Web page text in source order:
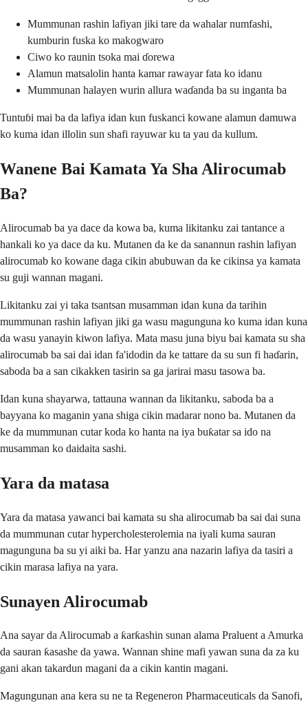
Mummunan rashin lafiyan jiki tare da wahalar numfashi,
kumburin fuska ko makogwaro
Ciwo ko raunin tsoka mai ɗorewa
Alamun matsalolin hanta kamar rawayar fata ko idanu
Mummunan halayen wurin allura waɗanda ba su inganta ba
Tuntuɓi mai ba da lafiya idan kun fuskanci kowane alamun damuwa
ko kuma idan illolin sun shafi rayuwar ku ta yau da kullum.
Wanene Bai Kamata Ya Sha Alirocumab
Ba?
Alirocumab ba ya dace da kowa ba, kuma likitanku zai tantance a
hankali ko ya dace da ku. Mutanen da ke da sanannun rashin lafiyan
alirocumab ko kowane daga cikin abubuwan da ke cikinsa ya kamata
su guji wannan magani.
Likitanku zai yi taka tsantsan musamman idan kuna da tarihin
mummunan rashin lafiyan jiki ga wasu magunguna ko kuma idan kuna
da wasu yanayin kiwon lafiya. Mata masu juna biyu bai kamata su sha
alirocumab ba sai dai idan fa'idodin da ke tattare da su sun fi haɗarin,
saboda ba a san cikakken tasirin sa ga jarirai masu tasowa ba.
Idan kuna shayarwa, tattauna wannan da likitanku, saboda ba a
bayyana ko maganin yana shiga cikin madarar nono ba. Mutanen da
ke da mummunan cutar koda ko hanta na iya buƙatar sa ido na
musamman ko daidaita sashi.
Yara da matasa
Yara da matasa yawanci bai kamata su sha alirocumab ba sai dai suna
da mummunan cutar hypercholesterolemia na iyali kuma sauran
magunguna ba su yi aiki ba. Har yanzu ana nazarin lafiya da tasiri a
cikin marasa lafiya na yara.
Sunayen Alirocumab
Ana sayar da Alirocumab a ƙarƙashin sunan alama Praluent a Amurka
da sauran ƙasashe da yawa. Wannan shine mafi yawan suna da za ku
gani akan takardun magani da a cikin kantin magani.
Magungunan ana kera su ne ta Regeneron Pharmaceuticals da Sanofi,